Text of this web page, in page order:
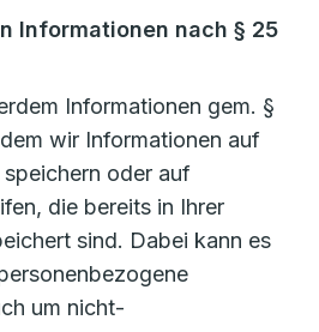
Informationen nach § 25
Informationen gem. §
wir Informationen auf
oder auf
die bereits in Ihrer
sind. Dabei kann es
um nicht-